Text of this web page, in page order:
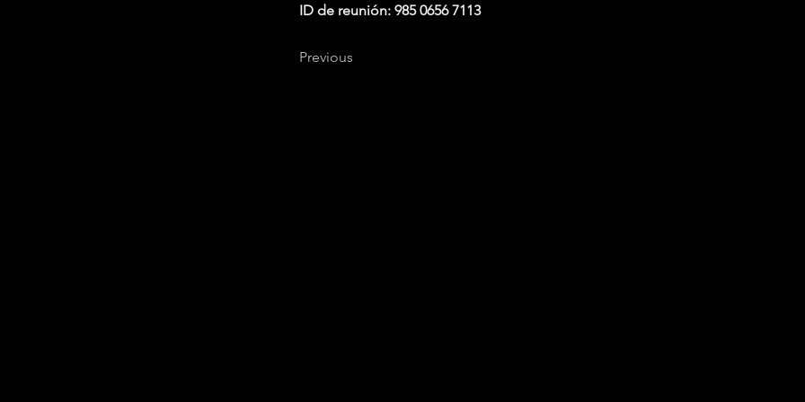
ID de reunión: 985 0656 7113
Previous